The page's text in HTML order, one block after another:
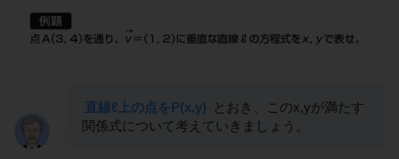
直線ℓ上の点をP(x,y)
とおき、このx,yが満たす
関係式について考えていきましょう。